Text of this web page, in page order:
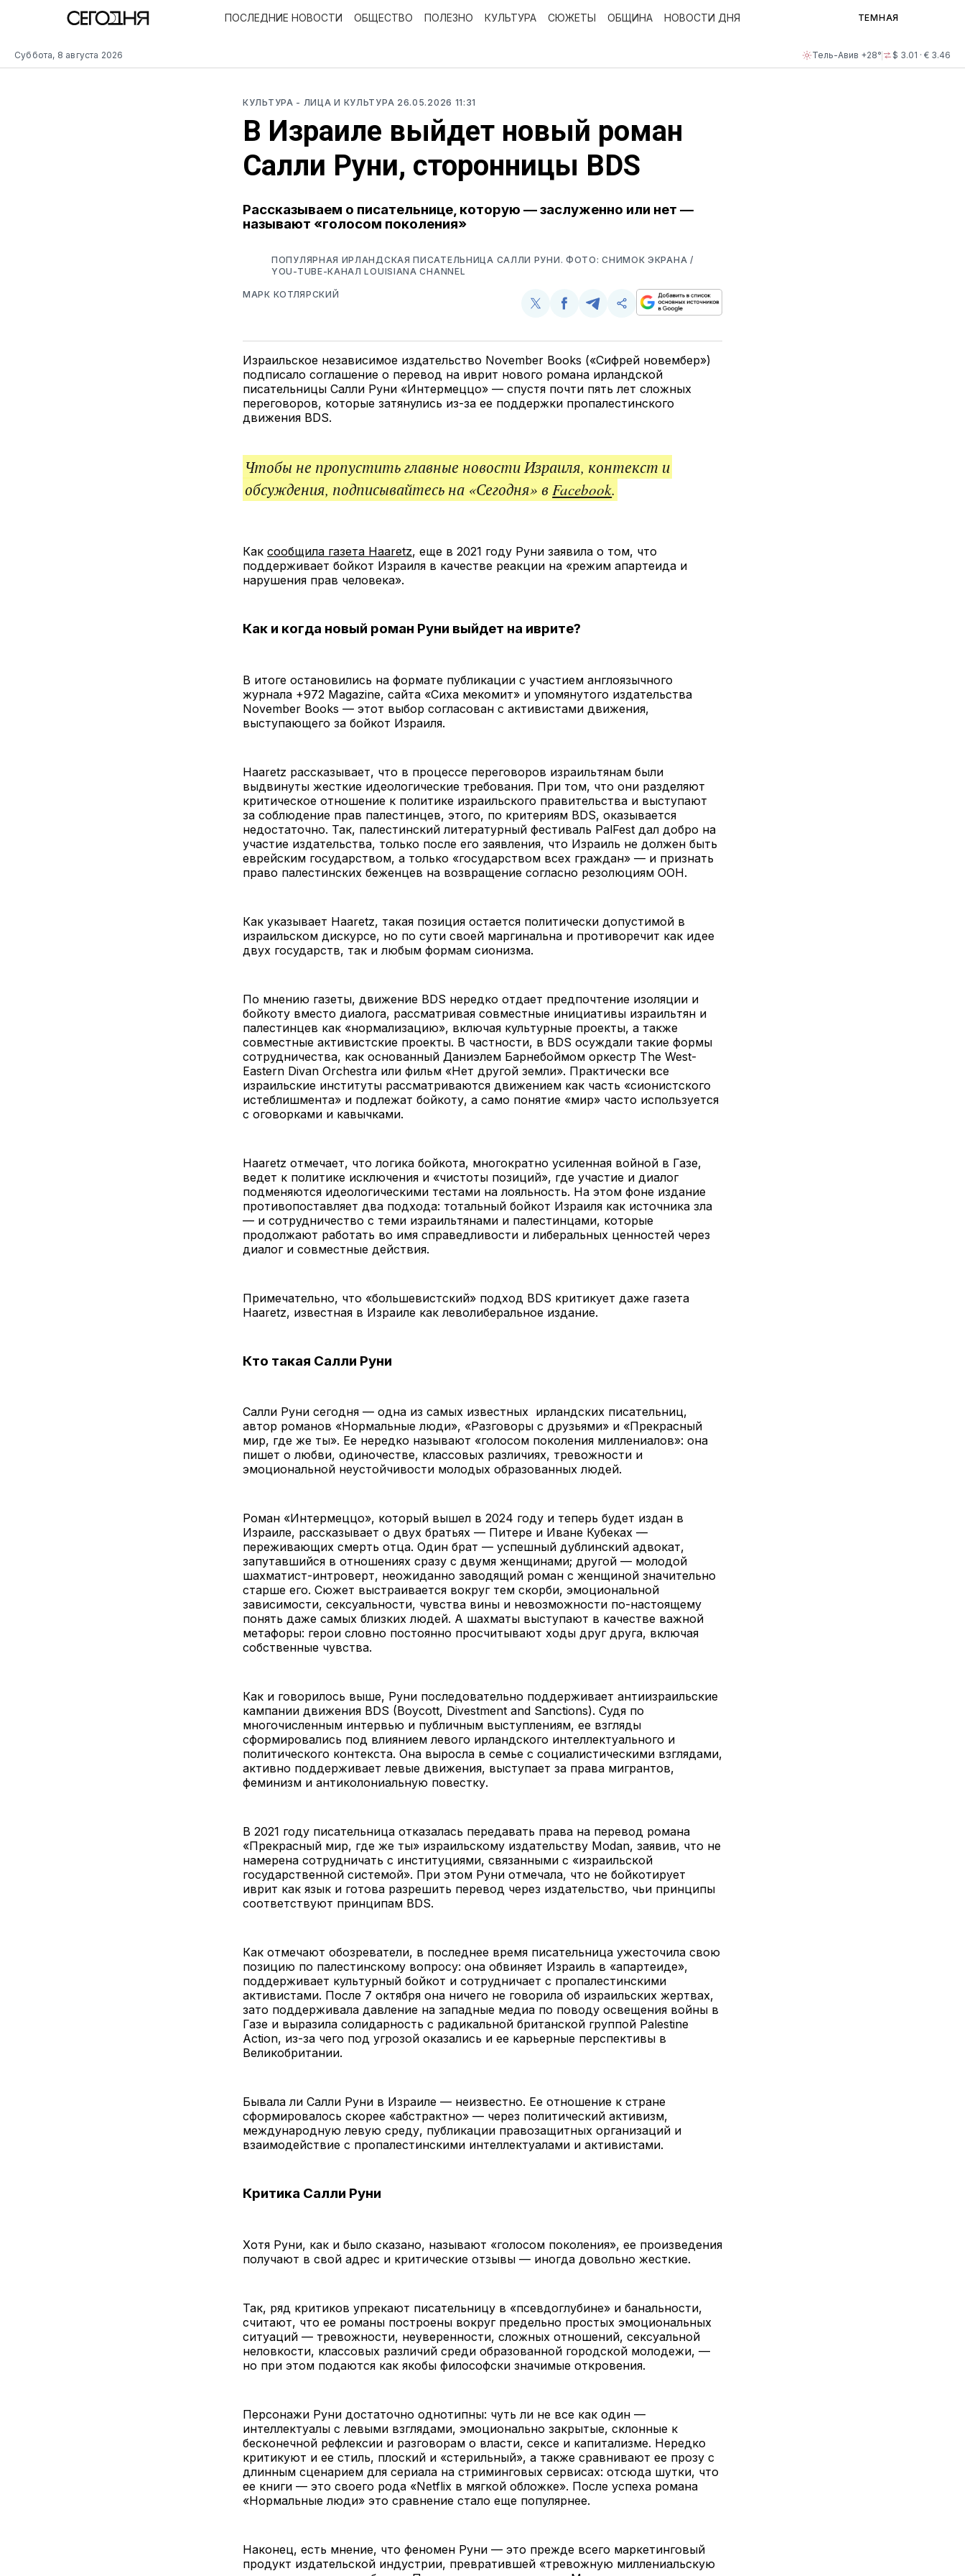
Суббота, 8 августа 2026 Тель-Авив +28° $ 3.01 · € 3.46
ПОСЛЕДНИЕ НОВОСТИ ОБЩЕСТВО ПОЛЕЗНО КУЛЬТУРА СЮЖЕТЫ ОБЩИНА НОВОСТИ ДНЯ ТЕМНАЯ
КУЛЬТУРА - ЛИЦА И КУЛЬТУРА 26.05.2026 11:31
В Израиле выйдет новый роман
Салли Руни, сторонницы BDS
Рассказываем о писательнице, которую — заслуженно или нет —
называют «голосом поколения»
ПОПУЛЯРНАЯ ИРЛАНДСКАЯ ПИСАТЕЛЬНИЦА САЛЛИ РУНИ. ФОТО: СНИМОК ЭКРАНА /
YOU-TUBE-КАНАЛ LOUISIANA CHANNEL
МАРК КОТЛЯРСКИЙ
Поделиться
Twitter
Поделиться
Facebook
Поделиться
Telegram
Скопируйте
поделитесь
ссылкой
Израильское независимое издательство November Books («Сифрей новембер»)
подписало соглашение о перевод на иврит нового романа ирландской
писательницы Салли Руни «Интермеццо» — спустя почти пять лет сложных
переговоров, которые затянулись из-за ее поддержки пропалестинского
движения BDS.
Чтобы не пропустить главные новости Израиля, контекст и
обсуждения, подписывайтесь на «Сегодня» вFacebook.
Как сообщила газета Haaretz, еще в 2021 году Руни заявила о том, что
поддерживает бойкот Израиля в качестве реакции на «режим апартеида и
нарушения прав человека».
Как и когда новый роман Руни выйдет на иврите?
В итоге остановились на формате публикации с участием англоязычного
журнала +972 Magazine, сайта «Сиха мекомит» и упомянутого издательства
November Books — этот выбор согласован с активистами движения,
выступающего за бойкот Израиля.
Haaretz рассказывает, что в процессе переговоров израильтянам были
выдвинуты жесткие идеологические требования. При том, что они разделяют
критическое отношение к политике израильского правительства и выступают
за соблюдение прав палестинцев, этого, по критериям BDS, оказывается
недостаточно. Так, палестинский литературный фестиваль PalFest дал добро на
участие издательства, только после его заявления, что Израиль не должен быть
еврейским государством, а только «государством всех граждан» — и признать
право палестинских беженцев на возвращение согласно резолюциям ООН.
Как указывает Haaretz, такая позиция остается политически допустимой в
израильском дискурсе, но по сути своей маргинальна и противоречит как идее
двух государств, так и любым формам сионизма.
По мнению газеты, движение BDS нередко отдает предпочтение изоляции и
бойкоту вместо диалога, рассматривая совместные инициативы израильтян и
палестинцев как «нормализацию», включая культурные проекты, а также
совместные активистские проекты. В частности, в BDS осуждали такие формы
сотрудничества, как основанный Даниэлем Барнебоймом оркестр The West-
Eastern Divan Orchestra или фильм «Нет другой земли». Практически все
израильские институты рассматриваются движением как часть «сионистского
истеблишмента» и подлежат бойкоту, а само понятие «мир» часто используется
с оговорками и кавычками.
Haaretz отмечает, что логика бойкота, многократно усиленная войной в Газе,
ведет к политике исключения и «чистоты позиций», где участие и диалог
подменяются идеологическими тестами на лояльность. На этом фоне издание
противопоставляет два подхода: тотальный бойкот Израиля как источника зла
— и сотрудничество с теми израильтянами и палестинцами, которые
продолжают работать во имя справедливости и либеральных ценностей через
диалог и совместные действия.
Примечательно, что «большевистский» подход BDS критикует даже газета
Haaretz, известная в Израиле как леволиберальное издание.
Кто такая Салли Руни
Салли Руни сегодня — одна из самых известных ирландских писательниц,
автор романов «Нормальные люди», «Разговоры с друзьями» и «Прекрасный
мир, где же ты». Ее нередко называют «голосом поколения миллениалов»: она
пишет о любви, одиночестве, классовых различиях, тревожности и
эмоциональной неустойчивости молодых образованных людей.
Роман «Интермеццо», который вышел в 2024 году и теперь будет издан в
Израиле, рассказывает о двух братьях — Питере и Иване Кубеках —
переживающих смерть отца. Один брат — успешный дублинский адвокат,
запутавшийся в отношениях сразу с двумя женщинами; другой — молодой
шахматист-интроверт, неожиданно заводящий роман с женщиной значительно
старше его. Сюжет выстраивается вокруг тем скорби, эмоциональной
зависимости, сексуальности, чувства вины и невозможности по-настоящему
понять даже самых близких людей. А шахматы выступают в качестве важной
метафоры: герои словно постоянно просчитывают ходы друг друга, включая
собственные чувства.
Как и говорилось выше, Руни последовательно поддерживает антиизраильские
кампании движения BDS (Boycott, Divestment and Sanctions). Судя по
многочисленным интервью и публичным выступлениям, ее взгляды
сформировались под влиянием левого ирландского интеллектуального и
политического контекста. Она выросла в семье с социалистическими взглядами,
активно поддерживает левые движения, выступает за права мигрантов,
феминизм и антиколониальную повестку.
В 2021 году писательница отказалась передавать права на перевод романа
«Прекрасный мир, где же ты» израильскому издательству Modan, заявив, что не
намерена сотрудничать с институциями, связанными с «израильской
государственной системой». При этом Руни отмечала, что не бойкотирует
иврит как язык и готова разрешить перевод через издательство, чьи принципы
соответствуют принципам BDS.
Как отмечают обозреватели, в последнее время писательница ужесточила свою
позицию по палестинскому вопросу: она обвиняет Израиль в «апартеиде»,
поддерживает культурный бойкот и сотрудничает с пропалестинскими
активистами. После 7 октября она ничего не говорила об израильских жертвах,
зато поддерживала давление на западные медиа по поводу освещения войны в
Газе и выразила солидарность с радикальной британской группой Palestine
Action, из-за чего под угрозой оказались и ее карьерные перспективы в
Великобритании.
Бывала ли Салли Руни в Израиле — неизвестно. Ее отношение к стране
сформировалось скорее «абстрактно» — через политический активизм,
международную левую среду, публикации правозащитных организаций и
взаимодействие с пропалестинскими интеллектуалами и активистами.
Критика Салли Руни
Хотя Руни, как и было сказано, называют «голосом поколения», ее произведения
получают в свой адрес и критические отзывы — иногда довольно жесткие.
Так, ряд критиков упрекают писательницу в «псевдоглубине» и банальности,
считают, что ее романы построены вокруг предельно простых эмоциональных
ситуаций — тревожности, неуверенности, сложных отношений, сексуальной
неловкости, классовых различий среди образованной городской молодежи, —
но при этом подаются как якобы философски значимые откровения.
Персонажи Руни достаточно однотипны: чуть ли не все как один —
интеллектуалы с левыми взглядами, эмоционально закрытые, склонные к
бесконечной рефлексии и разговорам о власти, сексе и капитализме. Нередко
критикуют и ее стиль, плоский и «стерильный», а также сравнивают ее прозу с
длинным сценарием для сериала на стриминговых сервисах: отсюда шутки, что
ее книги — это своего рода «Netflix в мягкой обложке». После успеха романа
«Нормальные люди» это сравнение стало еще популярнее.
Наконец, есть мнение, что феномен Руни — это прежде всего маркетинговый
продукт издательской индустрии, превратившей «тревожную миллениальскую